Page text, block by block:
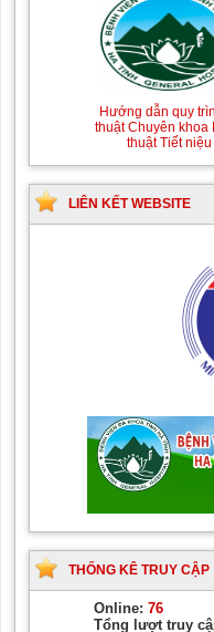
Hướng dẫn quy
thuật Chuyên khoa
thuật Tiết niệu
LIÊN KẾT WEBSITE
THỐNG KÊ TRUY CẬP
Online: 76
Tổng lượt truy